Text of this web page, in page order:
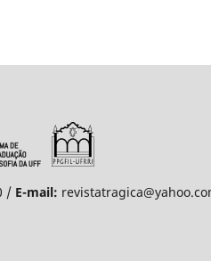
/ E-mail: